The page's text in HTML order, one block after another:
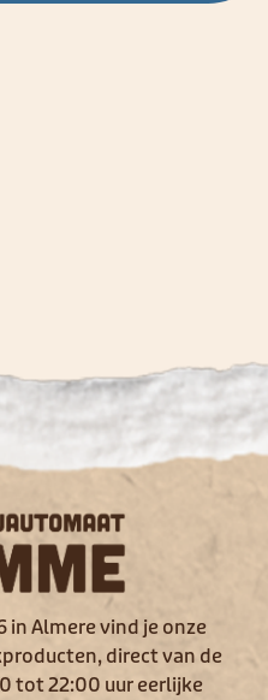
in Almere vind je onze
direct van de
tot 22:00 uur eerlijke